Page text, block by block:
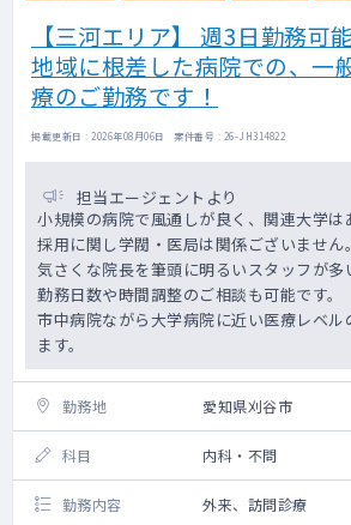
◇ 住宅補助 単身：66,000円／月、世帯：
110,000円／月
※持ち家補助有り
【手術機器】
白内障手術装置：
YAGレーザー：ＹＣ
網膜光凝固装置：ＹＬ
光干渉断層計：DRI
光学式眼内寸法測定
静的自動視野計：
【三河エリア】 週3日勤務可
地域に根差した病院での、一
療のご勤務です！
掲載更新日 : 2026年08月06日 案件番号 : 26-JH314822
担当エージェントより
小規模の病院で風通しが良く、関連大学は
採用に関し学閥・医局は関係ございません。
気さくな院長を筆頭に明るいスタッフが多
勤務日数や時間調整のご相談も可能です。
市中病院ながら大学病院に近い医療レベル
ます。
勤務地 愛知県刈谷市
科目 内科・不問
勤務内容 外来、訪問診療